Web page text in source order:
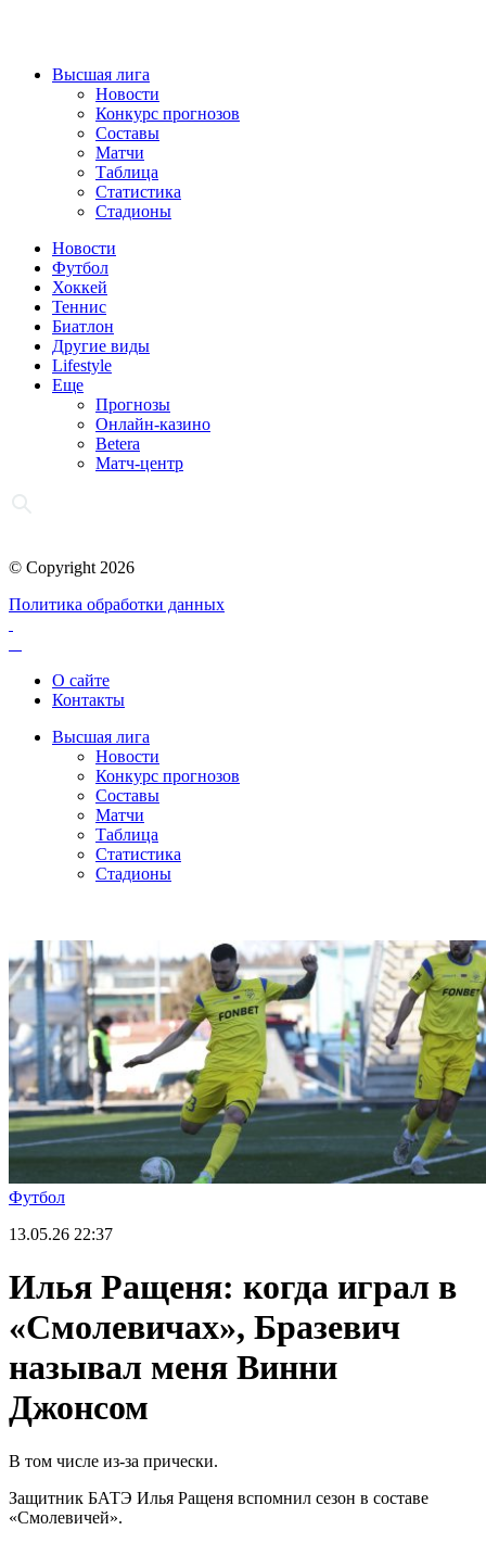
Высшая лига
Новости
Конкурс прогнозов
Составы
Матчи
Таблица
Статистика
Стадионы
Новости
Футбол
Хоккей
Теннис
Биатлон
Другие виды
Lifestyle
Еще
Прогнозы
Онлайн-казино
Betera
Матч-центр
© Copyright 2026
Политика обработки данных
О сайте
Контакты
Высшая лига
Новости
Конкурс прогнозов
Составы
Матчи
Таблица
Статистика
Стадионы
Футбол
13.05.26 22:37
Илья Ращеня: когда играл в
«Смолевичах», Бразевич
называл меня Винни
Джонсом
В том числе из-за прически.
Защитник БАТЭ Илья Ращеня вспомнил сезон в составе
«Смолевичей».